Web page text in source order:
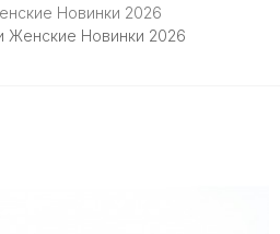
Новинки 2026
Женские Новинки 2026